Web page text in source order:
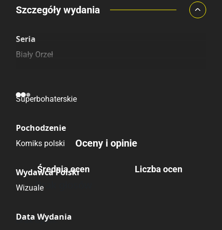
Porównaj ceny
Szczegóły wydania
Seria
Biały Orzeł
Superbohaterskie
Pochodzenie
Komiks polski
Wydawca Polski
Wizuale
Data Wydania
Oceny i opinie
Średnia ocen
Brak głosów
Liczba ocen
Brak opinii.